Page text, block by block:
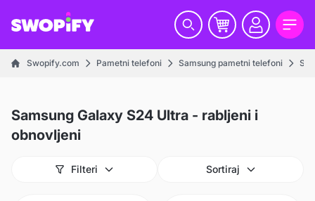
Swopify.com Pametni telefoni Samsung pametni telefoni
Samsung Galaxy S24 Ultra - rabljeni i
obnovljeni
Filteri Sortiraj